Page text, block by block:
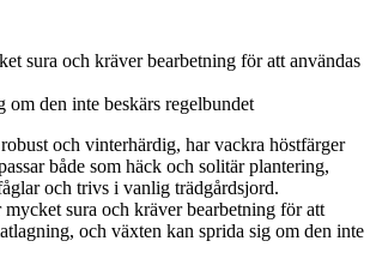
sura och kräver bearbetning för att användas
om den inte beskärs regelbundet
och vinterhärdig, har vackra höstfärger
både som häck och solitär plantering,
och trivs i vanlig trädgårdsjord.
sura och kräver bearbetning för att
och växten kan sprida sig om den inte